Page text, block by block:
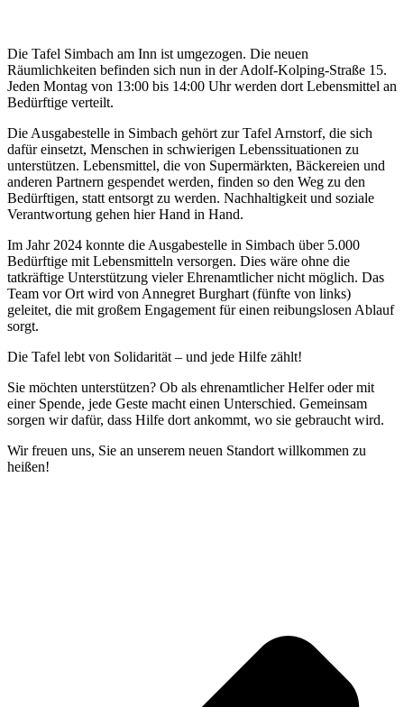
Die Tafel Simbach am Inn ist umgezogen. Die neuen
Räumlichkeiten befinden sich nun in der Adolf-Kolping-Straße 15.
Jeden Montag von 13:00 bis 14:00 Uhr werden dort Lebensmittel an
Bedürftige verteilt.
Die Ausgabestelle in Simbach gehört zur Tafel Arnstorf, die sich
dafür einsetzt, Menschen in schwierigen Lebenssituationen zu
unterstützen. Lebensmittel, die von Supermärkten, Bäckereien und
anderen Partnern gespendet werden, finden so den Weg zu den
Bedürftigen, statt entsorgt zu werden. Nachhaltigkeit und soziale
Verantwortung gehen hier Hand in Hand.
Im Jahr 2024 konnte die Ausgabestelle in Simbach über 5.000
Bedürftige mit Lebensmitteln versorgen. Dies wäre ohne die
tatkräftige Unterstützung vieler Ehrenamtlicher nicht möglich. Das
Team vor Ort wird von Annegret Burghart (fünfte von links)
geleitet, die mit großem Engagement für einen reibungslosen Ablauf
sorgt.
Die Tafel lebt von Solidarität – und jede Hilfe zählt!
Sie möchten unterstützen? Ob als ehrenamtlicher Helfer oder mit
einer Spende, jede Geste macht einen Unterschied. Gemeinsam
sorgen wir dafür, dass Hilfe dort ankommt, wo sie gebraucht wird.
Wir freuen uns, Sie an unserem neuen Standort willkommen zu
heißen!